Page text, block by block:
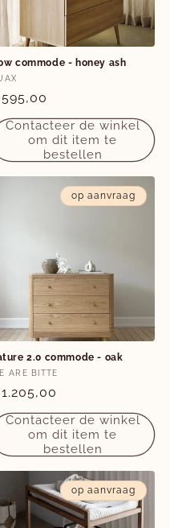
commode - honey ash
Contacteer de winkel
om dit item te
bestellen
op aanvraag
2.0 commode - oak
ARE BITTE
Contacteer de winkel
om dit item te
bestellen
op aanvraag